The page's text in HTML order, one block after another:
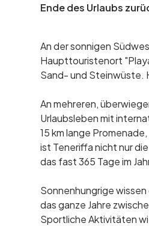
Ende des Urlaubs
An der sonnigen
Haupttouristenort
Sand- und Steinwüste.
An mehreren,
Urlaubsleben mit
15 km lange
ist Teneriffa nicht nur
das fast 365 Tage im
Sonnenhungrige
das ganze Jahre
Sportliche Aktivitäten